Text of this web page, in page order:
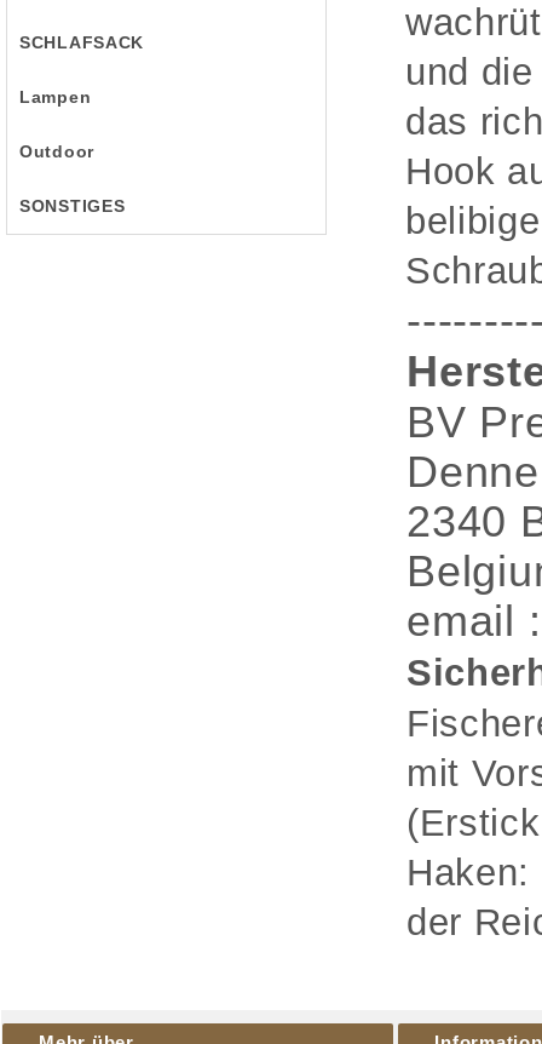
SCHLAFSACK
Lampen
Outdoor
SONSTIGES
und
das
Hook
BV
2340
email
mit
der